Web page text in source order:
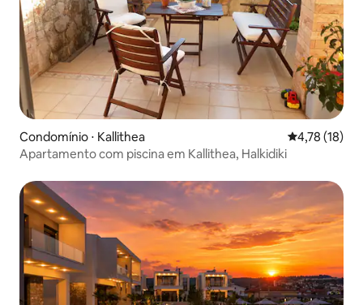
Condomínio ⋅ Kallithea 4,78 de uma
4,78 (18)
Apartamento com piscina em Kallithea, Halkidiki